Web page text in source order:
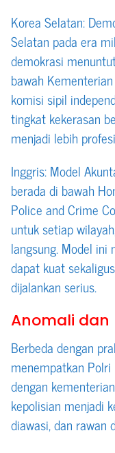
Korea Selatan:
Selatan pada era
demokrasi
bawah
komisi sipil
tingkat kekerasan
menjadi lebih
Inggris: Model
berada di bawah
Police and Crime
untuk setiap
langsung. Model ini
dapat kuat
dijalankan serius.
Anomali dan
Berbeda dengan
menempatkan Polri
dengan
kepolisian menjadi
diawasi, dan rawan